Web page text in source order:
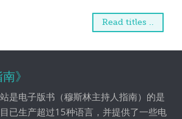
Read titles ..
》
是电子版书（穆斯林主持人指南）的是
已生产超过15种语言，并提供了一些电